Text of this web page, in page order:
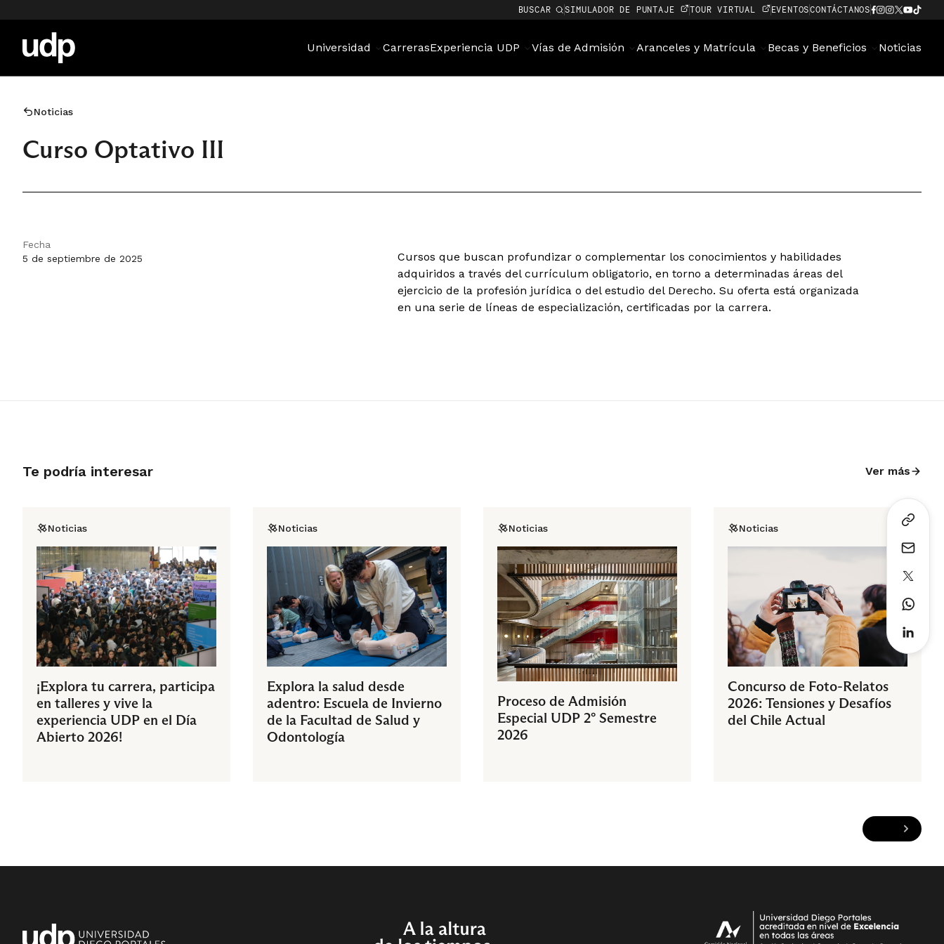
BUSCAR SIMULADOR DE PUNTAJE TOUR VIRTUAL EVENTOSCONTÁCTANOS
Universidad CarrerasExperiencia UDP Vías de Admisión Aranceles y Matrícula Becas y Beneficios Noticias
Noticias
Curso Optativo III
Fecha
5 de septiembre de 2025
Cursos que buscan profundizar o complementar los conocimientos y habilidades
adquiridos a través del currículum obligatorio, en torno a determinadas áreas del
ejercicio de la profesión jurídica o del estudio del Derecho. Su oferta está organizada
en una serie de líneas de especialización, certificadas por la carrera.
Te podría interesar Ver más
Noticias
¡Explora tu carrera, participa
en talleres y vive la
experiencia UDP en el Día
Abierto 2026!
Noticias
Explora la salud desde
adentro: Escuela de Invierno
de la Facultad de Salud y
Odontología
Noticias
Proceso de Admisión
Especial UDP 2° Semestre
2026
Noticias
Concurso de Foto-Relatos
2026: Tensiones y Desafíos
del Chile Actual